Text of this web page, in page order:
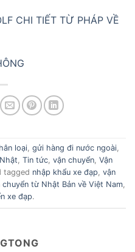
CHI TIẾT TỪ PHÁP VỀ
loại, gửi hàng đi nước ngoài,
, Tin tức, vận chuyển, Vận
tagged nhập khẩu xe đạp, vận
chuyển từ Nhật Bản về Việt Nam,
xe đạp.